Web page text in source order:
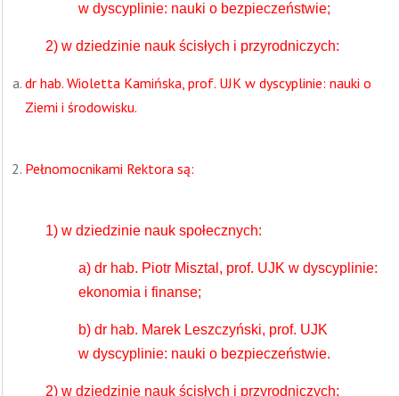
w dyscyplinie: nauki o bezpieczeństwie;
2) w dziedzinie nauk ścisłych i przyrodniczych:
dr hab. Wioletta Kamińska, prof. UJK w dyscyplinie: nauki o
Ziemi i środowisku.
Pełnomocnikami Rektora są:
1) w dziedzinie nauk społecznych:
a) dr hab. Piotr Misztal, prof. UJK w dyscyplinie:
ekonomia i finanse;
b) dr hab. Marek Leszczyński, prof. UJK
w dyscyplinie: nauki o bezpieczeństwie.
2) w dziedzinie nauk ścisłych i przyrodniczych: